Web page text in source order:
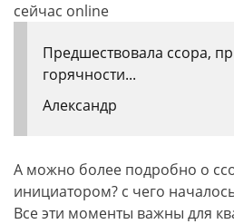
сейчас online
Предшествовала ссора,
горячности...
Александр
А можно более подробно о
инициатором? с чего
Все эти моменты важны для